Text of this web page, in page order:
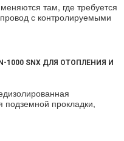
там, где требуется
с контролируемыми
1000 SNX ДЛЯ ОТОПЛЕНИЯ И
подземной прокладки,